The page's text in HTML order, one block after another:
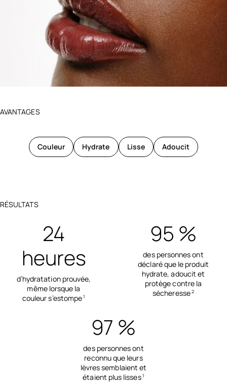
AVANTAGES
Couleur Hydrate Lisse Adoucit
RÉSULTATS
24
heures
d’hydratation prouvée,
même lorsque la
couleur s’estompe1
95 %
des personnes ont
déclaré que le produit
hydrate, adoucit et
protège contre la
sécheresse2
97 %
des personnes ont
reconnu que leurs
lèvres semblaient et
étaient plus lisses1